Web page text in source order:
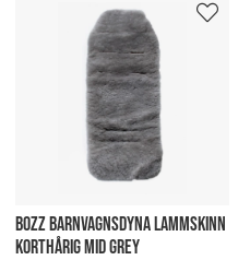
BOZZ BARNVAGNSDYNA LAMMSKINN
KORTHÅRIG MID GREY